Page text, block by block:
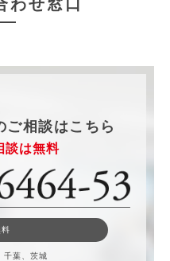
わせ窓口
ご相談はこちら
談は無料
千葉、茨城